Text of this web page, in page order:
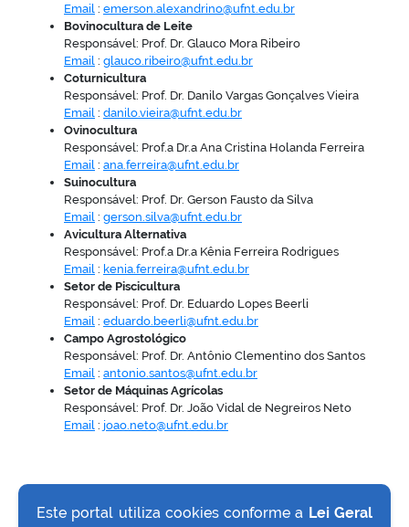
Email : emerson.alexandrino@ufnt.edu.br
Bovinocultura de Leite
Responsável: Prof. Dr. Glauco Mora Ribeiro
Email : glauco.ribeiro@ufnt.edu.br
Coturnicultura
Responsável: Prof. Dr. Danilo Vargas Gonçalves Vieira
Email : danilo.vieira@ufnt.edu.br
Ovinocultura
Responsável: Prof.a Dr.a Ana Cristina Holanda Ferreira
Email : ana.ferreira@ufnt.edu.br
Suinocultura
Responsável: Prof. Dr. Gerson Fausto da Silva
Email : gerson.silva@ufnt.edu.br
Avicultura Alternativa
Responsável: Prof.a Dr.a Kênia Ferreira Rodrigues
Email : kenia.ferreira@ufnt.edu.br
Setor de Piscicultura
Responsável: Prof. Dr. Eduardo Lopes Beerli
Email : eduardo.beerli@ufnt.edu.br
Campo Agrostológico
Responsável: Prof. Dr. Antônio Clementino dos Santos
Email : antonio.santos@ufnt.edu.br
Setor de Máquinas Agrícolas
Responsável: Prof. Dr. João Vidal de Negreiros Neto
Email : joao.neto@ufnt.edu.br
Este portal utiliza cookies conforme a Lei Geral